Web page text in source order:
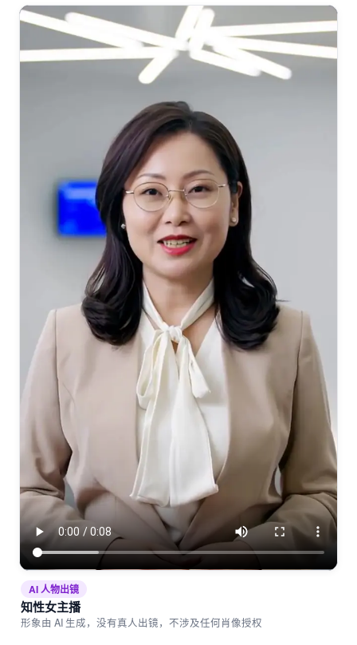
AI 人物出镜
知性女主播
形象由 AI 生成，没有真人出镜，不涉及任何肖像授权